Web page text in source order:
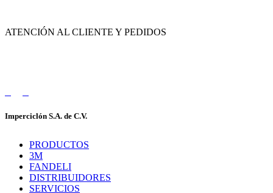
ATENCIÓN AL CLIENTE Y PEDIDOS
Imperciclón S.A. de C.V.
PRODUCTOS
3M
FANDELI
DISTRIBUIDORES
SERVICIOS